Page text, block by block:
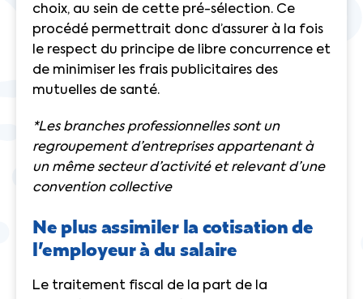
choix, au sein de cette pré-sélection. Ce
procédé permettrait donc d’assurer à la fois
le respect du principe de libre concurrence et
de minimiser les frais publicitaires des
mutuelles de santé.
*Les branches professionnelles sont un
regroupement d’entreprises appartenant à
un même secteur d’activité et relevant d’une
convention collective
Ne plus assimiler la cotisation de
l’employeur à du salaire
Le traitement fiscal de la part de la